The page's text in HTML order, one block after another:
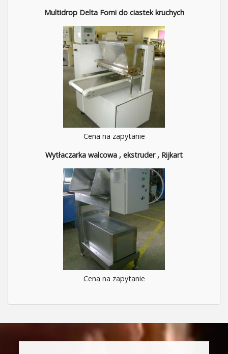
Multidrop Delta Forni do ciastek kruchych
Cena na zapytanie
Wytłaczarka walcowa , ekstruder , Rijkart
Cena na zapytanie